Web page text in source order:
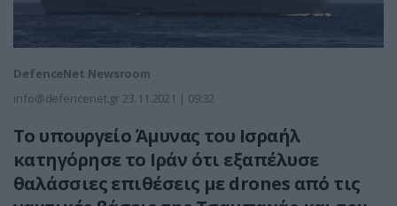
DefenceNet Newsroom
info@defencenet.gr 23.11.2021 | 09:32
Το υπουργείο Άμυνας του Ισραήλ
κατηγόρησε το Ιράν ότι εξαπέλυσε
θαλάσσιες επιθέσεις με drones από τις